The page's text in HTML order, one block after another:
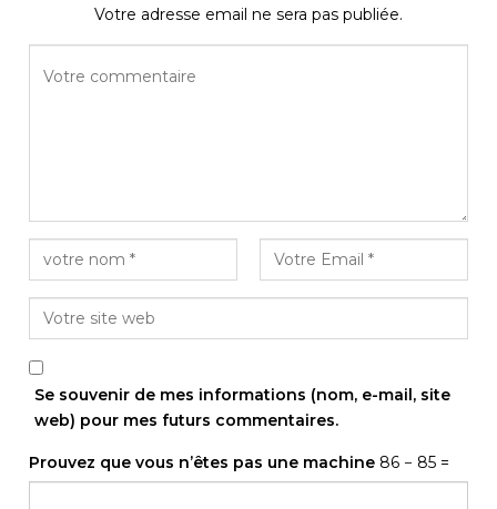
Votre adresse email ne sera pas publiée.
Se souvenir de mes informations (nom, e-mail, site
web) pour mes futurs commentaires.
Prouvez que vous n’êtes pas une machine 86 − 85 =